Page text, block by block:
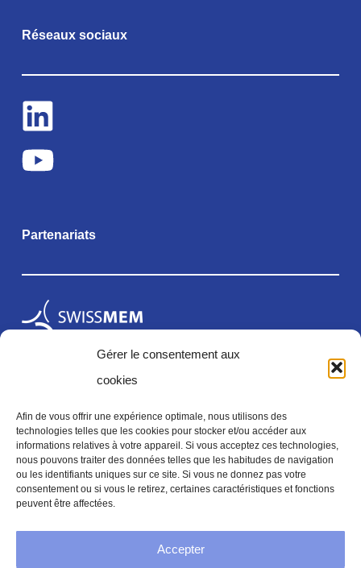
Gérer le consentement aux
cookies
Afin de vous offrir une expérience optimale, nous utilisons des
technologies telles que les cookies pour stocker et/ou accéder aux
informations relatives à votre appareil. Si vous acceptez ces technologies,
nous pouvons traiter des données telles que les habitudes de navigation
ou les identifiants uniques sur ce site. Si vous ne donnez pas votre
consentement ou si vous le retirez, certaines caractéristiques et fonctions
peuvent être affectées.
Accepter
Réseaux sociaux
Partenariats
Mentions légales
Mentions legales